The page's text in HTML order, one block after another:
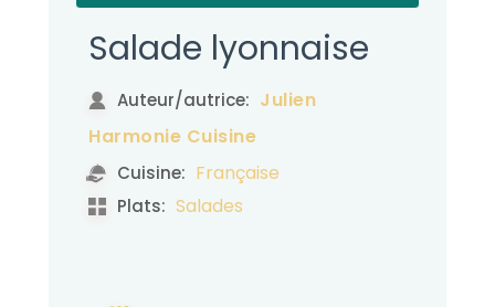
Salade lyonnaise
Auteur/autrice: Julien
Harmonie Cuisine
Cuisine: Française
Plats: Salades